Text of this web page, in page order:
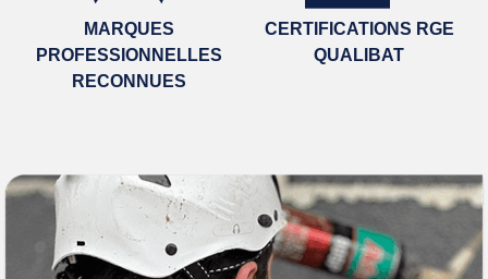
MARQUES
PROFESSIONNELLES
RECONNUES
CERTIFICATIONS RGE
QUALIBAT